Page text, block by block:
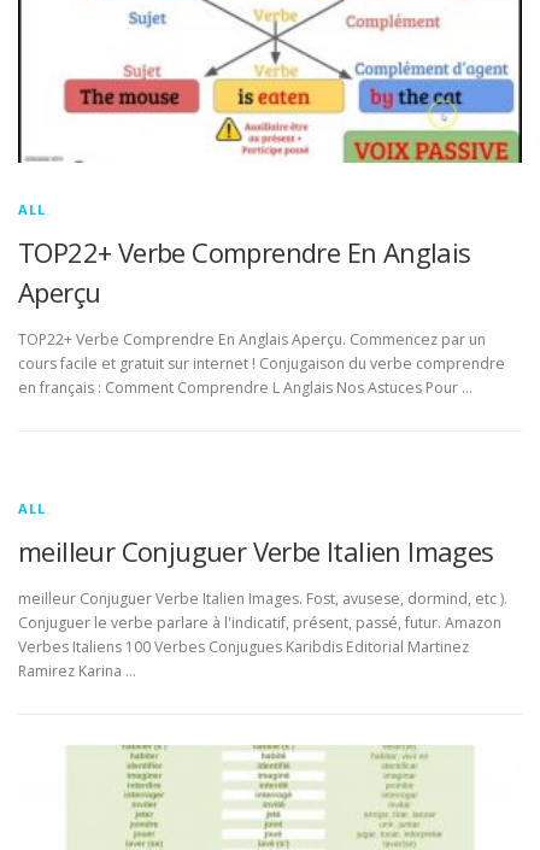
ALL
TOP22+ Verbe Comprendre En Anglais
Aperçu
TOP22+ Verbe Comprendre En Anglais Aperçu. Commencez par un
cours facile et gratuit sur internet ! Conjugaison du verbe comprendre
en français : Comment Comprendre L Anglais Nos Astuces Pour …
ALL
meilleur Conjuguer Verbe Italien Images
meilleur Conjuguer Verbe Italien Images. Fost, avusese, dormind, etc ).
Conjuguer le verbe parlare à l'indicatif, présent, passé, futur. Amazon
Verbes Italiens 100 Verbes Conjugues Karibdis Editorial Martinez
Ramirez Karina …